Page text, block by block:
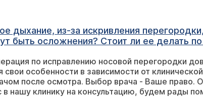
дыхание, из-за искривления
быть осложнения? Стоит ли ее делать
по исправлению носовой перегородки
особенности в зависимости от
после осмотра. Выбор врача - Ваше право.
нашу клинику на консультацию, будем рады